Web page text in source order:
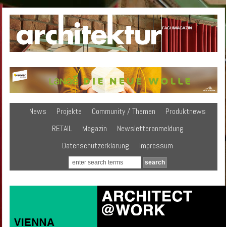
News Projekte Community / Themen
Produktnews
RETAIL
Magazin
Newsletteranmeldung
Datenschutzerklärung
Impressum